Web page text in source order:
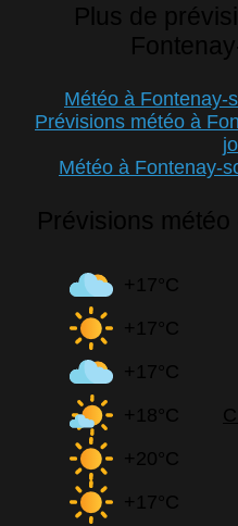
Plus de
Météo à Fontenay-
Prévisions météo à
Météo à Fontenay-
Prévisions
+17°C
+17°C
+17°C
+18°C
+20°C
+17°C